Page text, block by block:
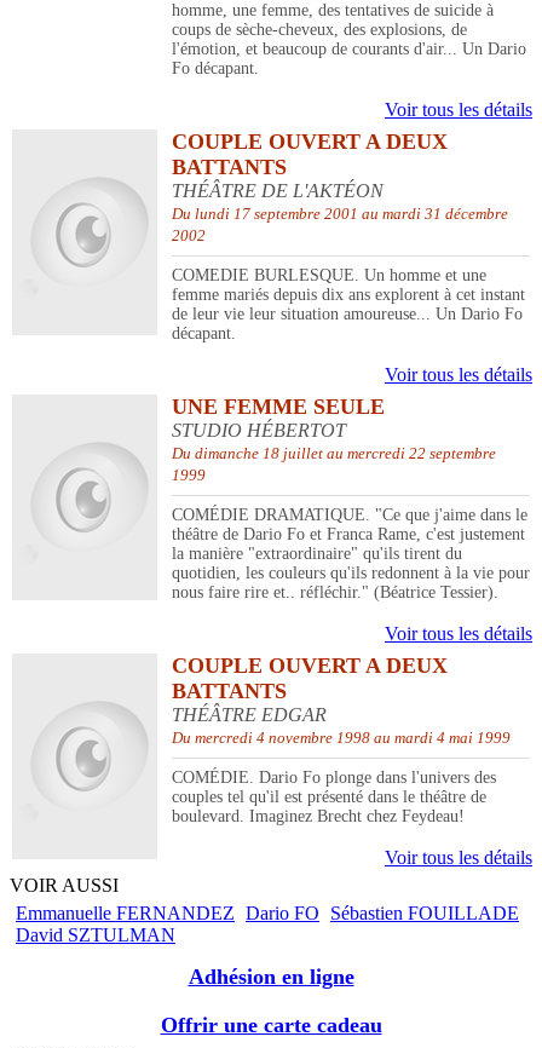
homme, une femme, des tentatives de suicide à
coups de sèche-cheveux, des explosions, de
l'émotion, et beaucoup de courants d'air... Un Dario
Fo décapant.
Voir tous les détails
COUPLE OUVERT A DEUX
BATTANTS
THÉÂTRE DE L'AKTÉON
Du lundi 17 septembre 2001 au mardi 31 décembre
2002
COMEDIE BURLESQUE. Un homme et une
femme mariés depuis dix ans explorent à cet instant
de leur vie leur situation amoureuse... Un Dario Fo
décapant.
Voir tous les détails
UNE FEMME SEULE
STUDIO HÉBERTOT
Du dimanche 18 juillet au mercredi 22 septembre
1999
COMÉDIE DRAMATIQUE. "Ce que j'aime dans le
théâtre de Dario Fo et Franca Rame, c'est justement
la manière "extraordinaire" qu'ils tirent du
quotidien, les couleurs qu'ils redonnent à la vie pour
nous faire rire et.. réfléchir." (Béatrice Tessier).
Voir tous les détails
COUPLE OUVERT A DEUX
BATTANTS
THÉÂTRE EDGAR
Du mercredi 4 novembre 1998 au mardi 4 mai 1999
COMÉDIE. Dario Fo plonge dans l'univers des
couples tel qu'il est présenté dans le théâtre de
boulevard. Imaginez Brecht chez Feydeau!
Voir tous les détails
VOIR AUSSI
Emmanuelle FERNANDEZ Dario FO
Sébastien FOUILLADE
David SZTULMAN
Adhésion en ligne
Offrir une carte cadeau